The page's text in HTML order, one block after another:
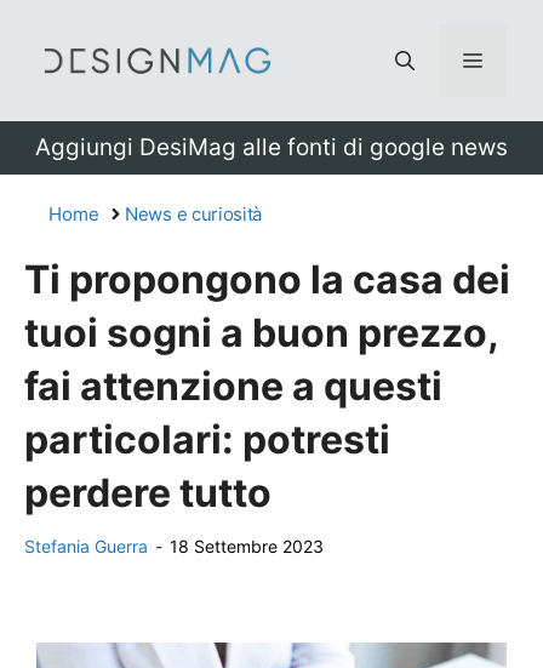
Menu
Aggiungi DesiMag alle fonti di google news
Home News e curiosità
Ti propongono la casa dei
tuoi sogni a buon prezzo,
fai attenzione a questi
particolari: potresti
perdere tutto
Stefania Guerra - 18 Settembre 2023